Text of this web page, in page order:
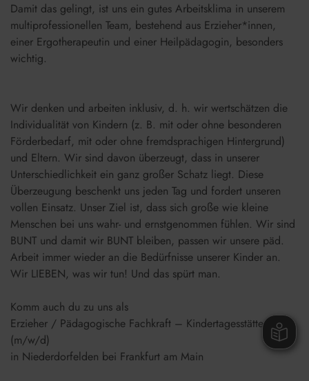
Damit das gelingt, ist uns ein gutes Arbeitsklima in unserem
multiprofessionellen Team, bestehend aus Erzieher*innen,
einer Ergotherapeutin und einer Heilpädagogin, besonders
wichtig.
Wir denken und arbeiten inklusiv, d. h. wir wertschätzen die
Individualität von Kindern (z. B. mit oder ohne besonderen
Förderbedarf, mit oder ohne fremdsprachigen Hintergrund)
und Eltern. Wir sind davon überzeugt, dass in unserer
Unterschiedlichkeit ein ganz großer Schatz liegt. Diese
Überzeugung beschenkt uns jeden Tag und fordert unseren
vollen Einsatz. Unser Ziel ist, dass sich große wie kleine
Menschen bei uns wahr- und ernstgenommen fühlen. Wir sind
BUNT und damit wir BUNT bleiben, passen wir unsere päd.
Arbeit immer wieder an die Bedürfnisse unserer Kinder an.
Wir LIEBEN, was wir tun! Und das spürt man.
Komm auch du zu uns als
Erzieher / Pädagogische Fachkraft – Kindertagesstätte
(m/w/d)
in Niederdorfelden bei Frankfurt am Main